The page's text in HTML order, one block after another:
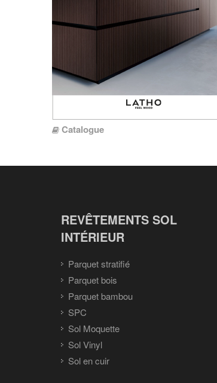
Catalogue
REVÊTEMENTS SOL
INTÉRIEUR
Parquet stratifié
Parquet bois
Parquet bambou
SPC
Sol Moquette
Sol Vinyl
Sol en cuir